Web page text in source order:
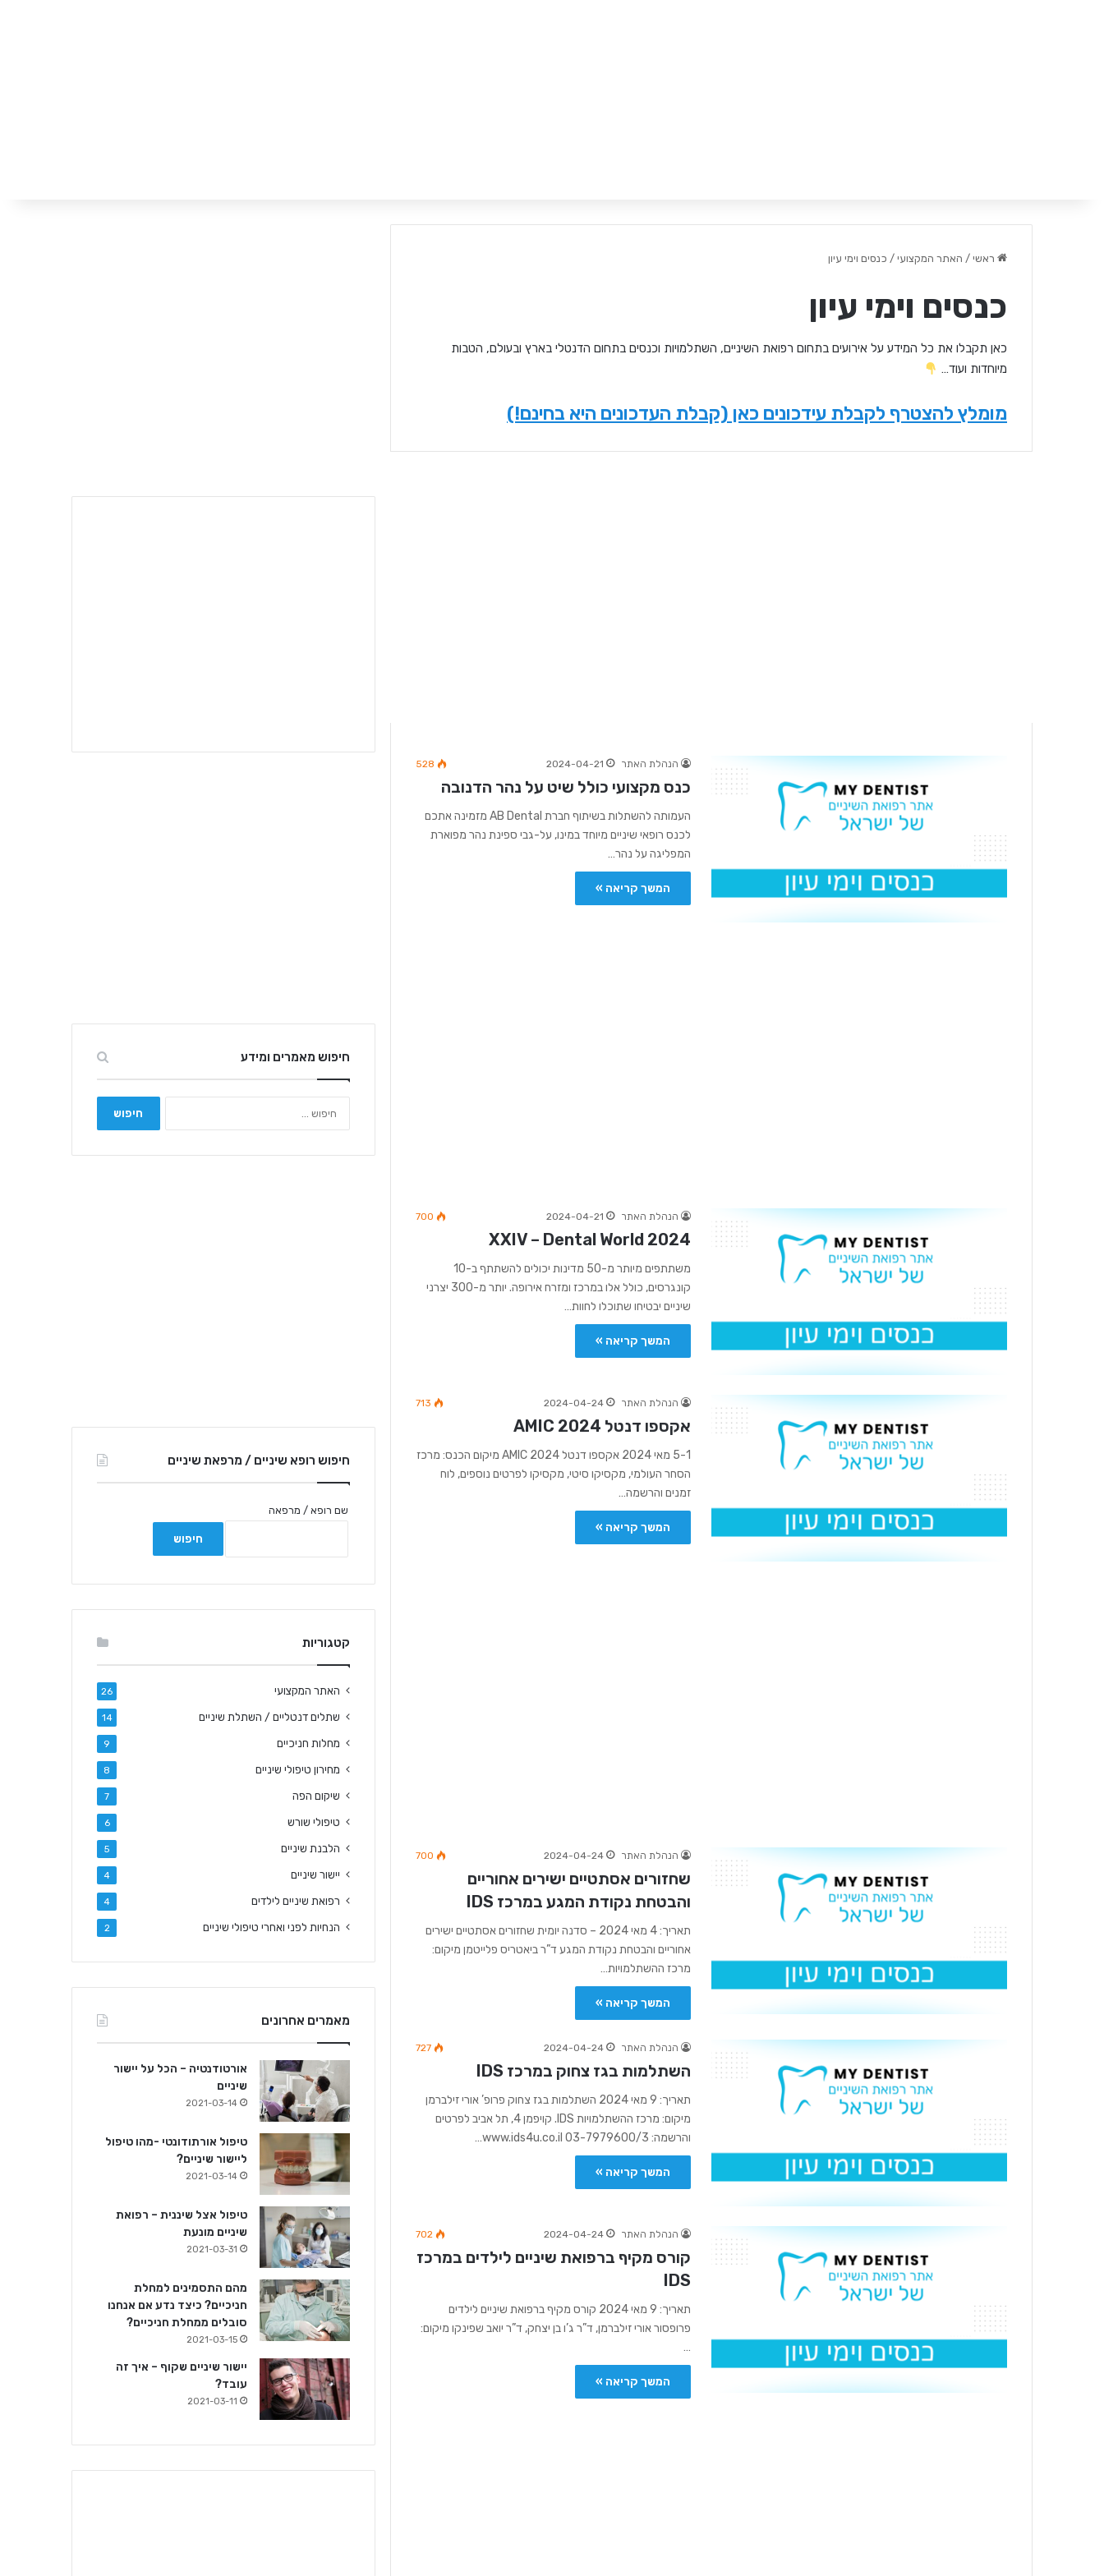
ראשי / האתר המקצועי / כנסים וימי עיון
כנסים וימי עיון
כאן תקבלו את כל המידע על אירועים בתחום רפואת השיניים, השתלמויות וכנסים בתחום הדנטלי בארץ ובעולם, הטבות
מיוחדות ועוד…
מומלץ להצטרף לקבלת עידכונים כאן (קבלת העדכונים היא בחינם!)
הנהלת האתר 2024-04-21
528
כנס מקצועי כולל שיט על נהר הדנובה
העמותה להשתלות בשיתוף חברת AB Dental מזמינה אתכם
לכנס רופאי שיניים מיוחד במינו, על-גבי ספינת נהר מפוארת
המפליגה על נהר…
המשך קריאה »
הנהלת האתר 2024-04-21
700
XXIV – Dental World 2024
משתתפים מיותר מ-50 מדינות יכולים להשתתף ב-10
קונגרסים, כולל אלו במרכז ומזרח אירופה. יותר מ-300 יצרני
שיניים יבטיחו שתוכלו לחוות…
המשך קריאה »
הנהלת האתר 2024-04-24
713
אקספו דנטל 2024 AMIC
5-1 מאי 2024 אקספו דנטל 2024 AMIC מיקום הכנס: מרכז
הסחר העולמי, מקסיקו סיטי, מקסיקו לפרטים נוספים, לוח
זמנים והרשמה…
המשך קריאה »
הנהלת האתר 2024-04-24
700
שחזורים אסתטיים ישירים אחוריים
והבטחת נקודת המגע במרכז IDS
תאריך: 4 מאי 2024 – סדנה יומית שחזורים אסתטיים ישירים
אחוריים והבטחת נקודת המגע ד”ר ביאטריס פלייטמן מיקום:
מרכז ההשתלמויות…
המשך קריאה »
הנהלת האתר 2024-04-24
727
השתלמות בגז צחוק במרכז IDS
תאריך: 9 מאי 2024 השתלמות בגז צחוק פרופ’ אורי זילברמן
מיקום: מרכז ההשתלמויות IDS. קויפמן 4, תל אביב לפרטים
והרשמה: 03-7979600/3 www.ids4u.co.il…
המשך קריאה »
הנהלת האתר 2024-04-24
702
קורס מקיף ברפואת שיניים לילדים במרכז
IDS
תאריך: 9 מאי 2024 קורס מקיף ברפואת שיניים לילדים
פרופסור אורי זילברמן, ד”ר ג’ו בן יצחק, ד”ר יואב שפינקו מיקום:
…
המשך קריאה »
חיפוש מאמרים ומידע
ו
חיפוש רופא שיניים / מרפאת שיניים
שם רופא / מרפאה
קטגוריות
האתר המקצועי 26
שתלים דנטליים / השתלת שיניים 14
מחלות חניכיים 9
מחירון טיפולי שיניים 8
שיקום הפה 7
טיפולי שורש 6
הלבנת שיניים 5
יישור שיניים 4
רפואת שיניים לילדים 4
הנחיות לפני ואחרי טיפולי שיניים 2
מאמרים אחרונים
אורטודנטיה – הכל על יישור
שיניים
2021-03-14
טיפול אורתודונטי -מהו טיפול
ליישור שיניים?
2021-03-14
טיפול אצל שיננית – רפואת
שיניים מונעת
2021-03-31
מהם התסמינים למחלת
חניכיים? כיצד נדע אם אנחנו
סובלים ממחלת חניכיים?
2021-03-15
יישור שיניים שקוף – איך זה
עובד?
2021-03-11